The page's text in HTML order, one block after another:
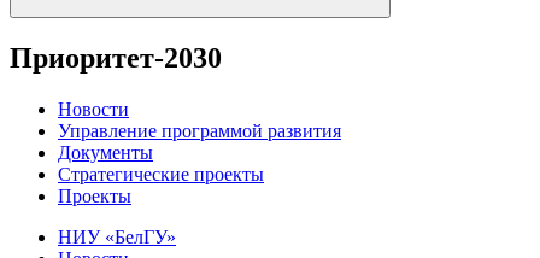
Приоритет-2030
Новости
Управление программой развития
Документы
Стратегические проекты
Проекты
НИУ «БелГУ»